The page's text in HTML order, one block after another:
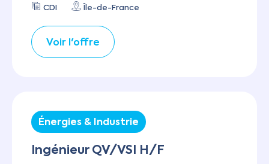
CDI Île-de-France
Voir l'offre
Énergies & Industrie
Ingénieur QV/VSI H/F